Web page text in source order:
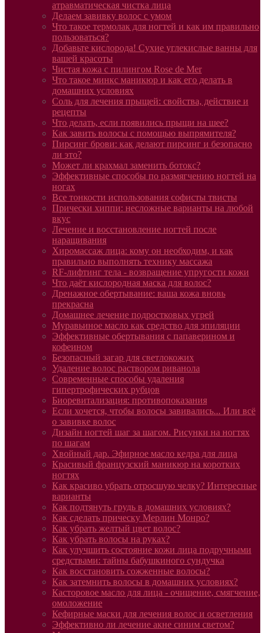
атравматическая чистка лица
Делаем завивку волос с умом
Что такое термолак для ногтей и как им правильно
пользоваться?
Добавьте кислорода! Сухие углекислые ванны для
вашей красоты
Чистая кожа с пилингом Rose de Mer
Что такое минкс маникюр и как его делать в
домашних условиях
Соль для лечения прыщей: свойства, действие и
рецепты
Что делать, если появились прыщи на шее?
Как завить волосы с помощью выпрямителя?
Пирсинг брови: как делают пирсинг и безопасно
ли это?
Может ли крахмал заменить ботокс?
Эффективные способы по размягчению ногтей на
ногах
Все тонкости использования софисты твисты
Прически хиппи: несложные варианты на любой
вкус
Лечение и восстановление ногтей после
наращивания
Хиромассаж лица: кому он необходим, и как
правильно выполнять технику массажа
RF-лифтинг тела - возвращение упругости кожи
Что даёт кислородная маска для волос?
Дренажное обертывание: ваша кожа вновь
прекрасна
Домашнее лечение подростковых угрей
Муравьиное масло как средство для эпиляции
Эффективные обертывания с папаверином и
кофеином
Безопасный загар для светлокожих
Удаление волос раствором риванола
Современные способы удаления
гипертрофических рубцов
Биоревитализация: противопоказания
Если хочется, чтобы волосы завивались... Или всё
о завивке волос
Дизайн ногтей шаг за шагом. Рисунки на ногтях
по шагам
Хвойный дар. Эфирное масло кедра для лица
Красивый французский маникюр на коротких
ногтях
Как красиво убрать отросшую челку? Интересные
варианты
Как подтянуть грудь в домашних условиях?
Как сделать прическу Мерлин Монро?
Как убрать желтый цвет волос?
Как убрать волосы на руках?
Как улучшить состояние кожи лица подручными
средствами: тайны бабушкиного сундучка
Как восстановить сожженные волосы?
Как затемнить волосы в домашних условиях?
Касторовое масло для лица - очищение, смягчение,
омоложение
Кефирные маски для лечения волос и осветления
Эффективно ли лечение акне синим светом?